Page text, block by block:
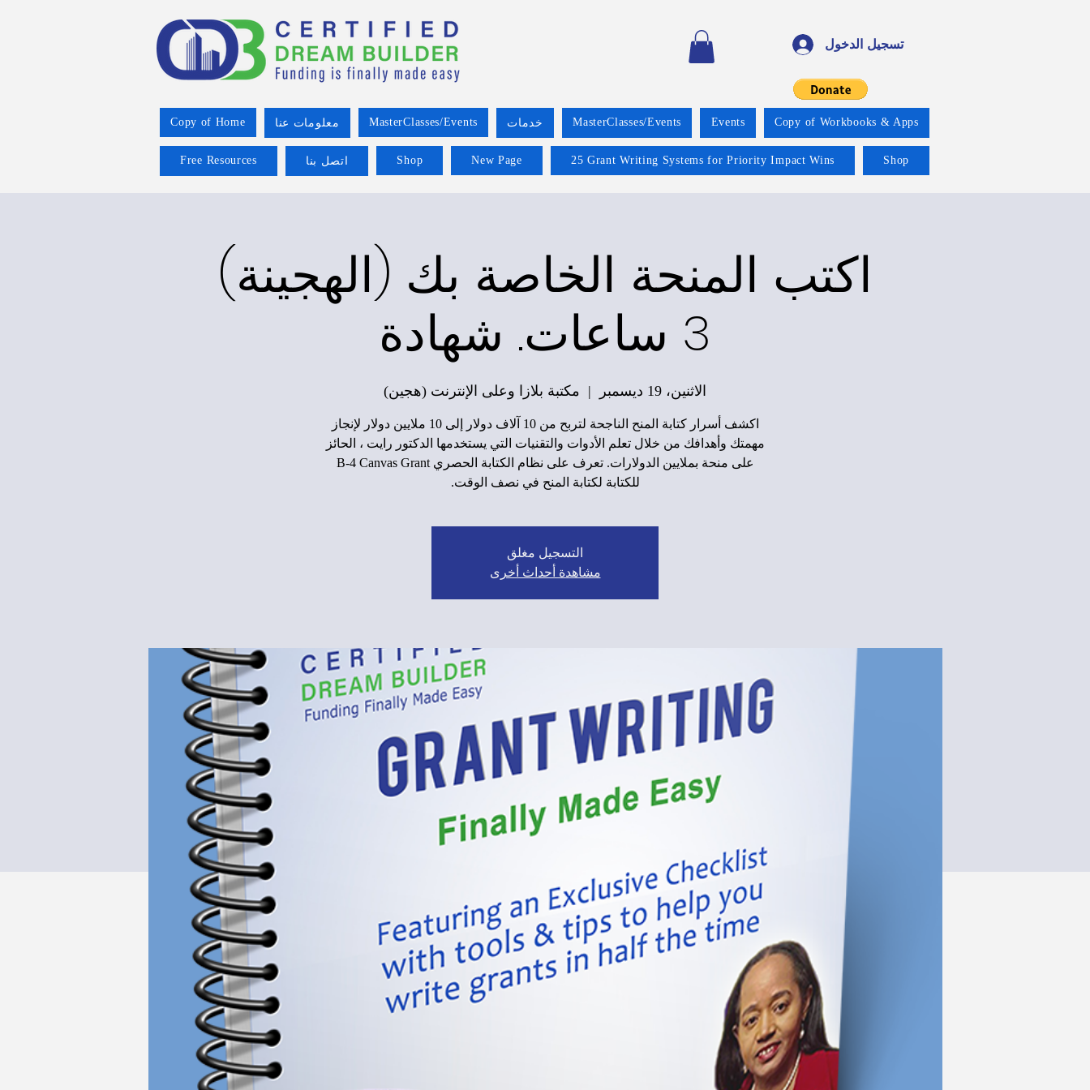
تسجيل الدخول
Copy of Home معلومات عنا MasterClasses/Events خدمات MasterClasses/Events Events Copy of Workbooks & Apps
Free Resources اتصل بنا Shop New Page 25 Grant Writing Systems for Priority Impact Wins Shop
اكتب المنحة الخاصة بك (الهجينة)
3 ساعات. شهادة
الاثنين، 19 ديسمبر
  |
مكتبة بلازا وعلى الإنترنت (هجين)
اكشف أسرار كتابة المنح الناجحة لتربح من 10 آلاف دولار إلى 10 ملايين دولار لإنجاز
مهمتك وأهدافك من خلال تعلم الأدوات والتقنيات التي يستخدمها الدكتور رايت ، الحائز
على منحة بملايين الدولارات. تعرف على نظام الكتابة الحصري B-4 Canvas Grant
للكتابة لكتابة المنح في نصف الوقت.
التسجيل مغلق
مشاهدة أحداث أخرى